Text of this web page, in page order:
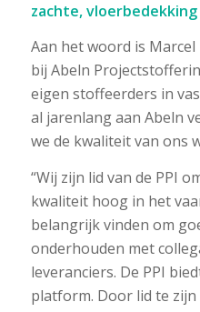
zachte, vloerbedekking
Aan het woord is
bij Abeln
eigen stoffeerders in
al jarenlang aan Abeln
we de kwaliteit van ons
“Wij zijn lid van de PPI
kwaliteit hoog in het
belangrijk vinden om
onderhouden met
leveranciers. De PPI
platform. Door lid te